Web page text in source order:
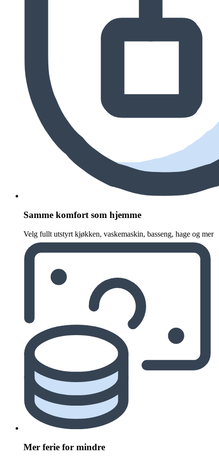
Samme komfort som hjemme
Velg fullt utstyrt kjøkken, vaskemaskin, basseng, hage og mer
Mer ferie for mindre